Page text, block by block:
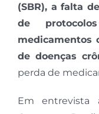
(SBR), a falta
de
medicamentos
de doenças
perda de
Em entrevista